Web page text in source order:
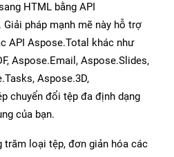
HTML bằng API
pháp mạnh mẽ này hỗ trợ
API Aspose.Total khác như
Aspose.Email, Aspose.Slides,
Aspose.3D,
chuyển đổi tệp đa định dạng
của bạn.
trăm loại tệp, đơn giản hóa các